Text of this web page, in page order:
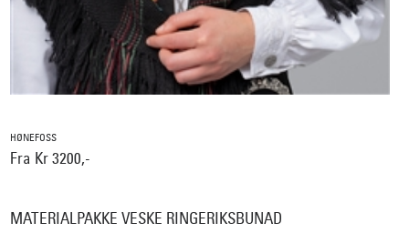
HØNEFOSS
Fra Kr 3200,-
MATERIALPAKKE VESKE RINGERIKSBUNAD